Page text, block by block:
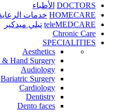
DOCTORS الأطباء
HOMECARE خدمات
teleMEDCARE تيلي ميدكير
Chronic Care
SPECIALITIES
Aesthetics
& Hand Surgery
Audiology
Bariatric Surgery
Cardiology
Dentistry
Dento faces